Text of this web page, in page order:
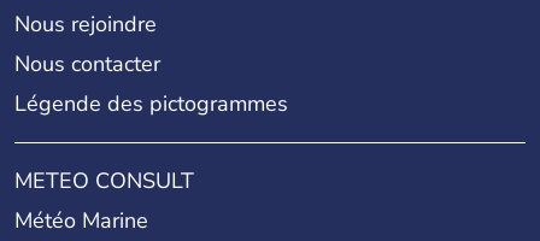
Nous rejoindre
Nous contacter
Légende des pictogrammes
METEO CONSULT
Météo Marine